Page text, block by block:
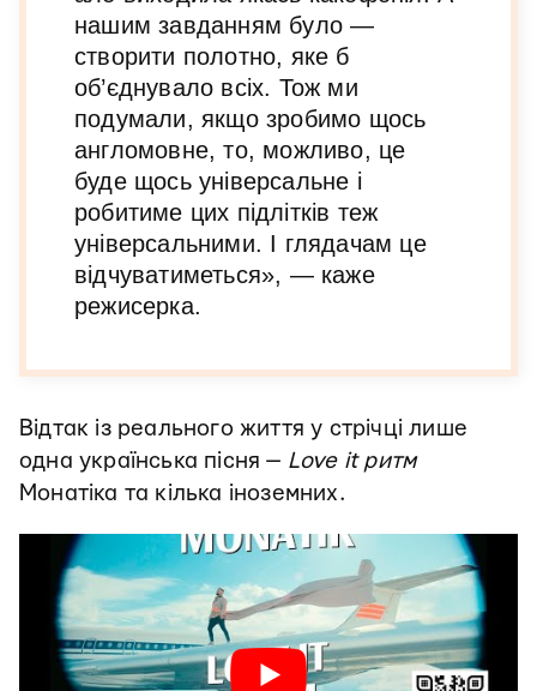
нашим завданням було —
створити полотно, яке б
об’єднувало всіх. Тож ми
подумали, якщо зробимо щось
англомовне, то, можливо, це
буде щось універсальне і
робитиме цих підлітків теж
універсальними. І глядачам це
відчуватиметься», — каже
режисерка.
Відтак із реального життя у стрічці лише
одна українська пісня — Love it ритм
Монатіка та кілька іноземних.